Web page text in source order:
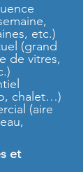
etc.)
(grand
de vitres,
chalet…)
(aire
et